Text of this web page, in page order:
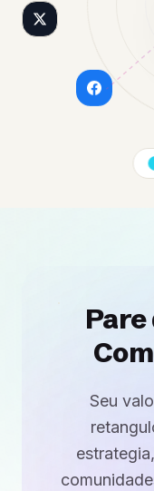
Pare
Seu